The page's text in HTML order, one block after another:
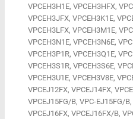
VPCEH3H1E, VPCEH3HFX,
VPCEH3JFX, VPCEH3K1E,
VPCEH3LFX, VPCEH3M1E,
VPCEH3N1E, VPCEH3N6E,
VPCEH3P1R, VPCEH3Q1E,
VPCEH3S1R, VPCEH3S6E,
VPCEH3U1E, VPCEH3V8E,
VPCEJ12FX, VPCEJ14FX,
VPCEJ15FG/B, VPC-EJ15FG/
VPCEJ16FX, VPCEJ16FX/B,